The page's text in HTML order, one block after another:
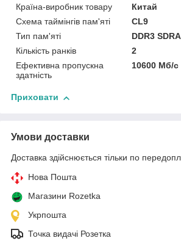
Країна-виробник товару
Китай
Схема таймінгів пам'яті
CL9
Тип пам'яті
DDR3
Кількість ранків
2
Ефективна пропускна
здатність
10600 Мб/с
Приховати
Умови доставки
Доставка здійснюється тільки по
Нова Пошта
Магазини Rozetka
Укрпошта
Точка видачі Розетка